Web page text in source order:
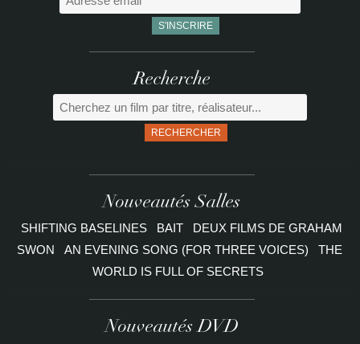
Recherche
RECHERCHER
Nouveautés Salles
SHIFTING BASELINES BAIT
DEUX FILMS DE GRAHAM
SWON
AN EVENING SONG (FOR THREE VOICES)
THE
WORLD IS FULL OF SECRETS
Nouveautés DVD